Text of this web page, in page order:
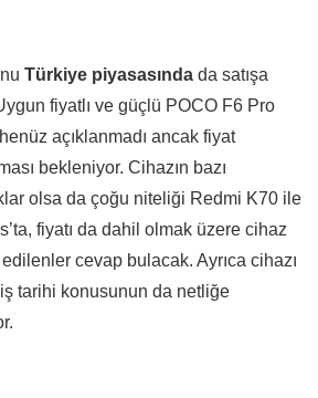
Türkiye piyasasında da satışa
fiyatlı ve güçlü POCO F6 Pro
açıklanmadı ancak fiyat
bekleniyor. Cihazın bazı
olsa da çoğu niteliği Redmi K70 ile
fiyatı da dahil olmak üzere cihaz
cevap bulacak. Ayrıca cihazı
tarihi konusunun da netliğe